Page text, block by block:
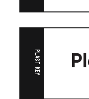
PLAST KEY